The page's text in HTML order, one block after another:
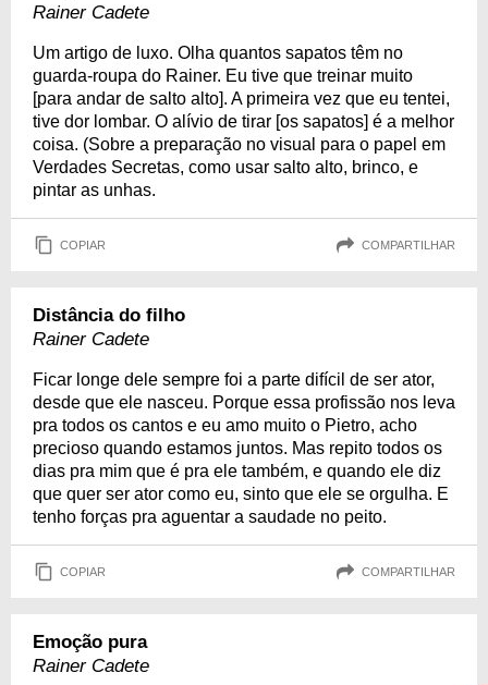
Rainer Cadete
Um artigo de luxo. Olha quantos sapatos têm no
guarda-roupa do Rainer. Eu tive que treinar muito
[para andar de salto alto]. A primeira vez que eu tentei,
tive dor lombar. O alívio de tirar [os sapatos] é a melhor
coisa. (Sobre a preparação no visual para o papel em
Verdades Secretas, como usar salto alto, brinco, e
pintar as unhas.
COPIAR COMPARTILHAR
Distância do filho
Rainer Cadete
Ficar longe dele sempre foi a parte difícil de ser ator,
desde que ele nasceu. Porque essa profissão nos leva
pra todos os cantos e eu amo muito o Pietro, acho
precioso quando estamos juntos. Mas repito todos os
dias pra mim que é pra ele também, e quando ele diz
que quer ser ator como eu, sinto que ele se orgulha. E
tenho forças pra aguentar a saudade no peito.
COPIAR COMPARTILHAR
Emoção pura
Rainer Cadete